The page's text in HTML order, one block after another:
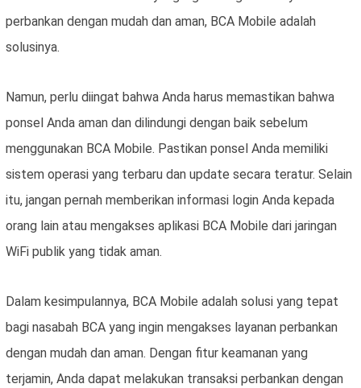
perbankan dengan mudah dan aman, BCA Mobile adalah
solusinya.
Namun, perlu diingat bahwa Anda harus memastikan bahwa
ponsel Anda aman dan dilindungi dengan baik sebelum
menggunakan BCA Mobile. Pastikan ponsel Anda memiliki
sistem operasi yang terbaru dan update secara teratur. Selain
itu, jangan pernah memberikan informasi login Anda kepada
orang lain atau mengakses aplikasi BCA Mobile dari jaringan
WiFi publik yang tidak aman.
Dalam kesimpulannya, BCA Mobile adalah solusi yang tepat
bagi nasabah BCA yang ingin mengakses layanan perbankan
dengan mudah dan aman. Dengan fitur keamanan yang
terjamin, Anda dapat melakukan transaksi perbankan dengan